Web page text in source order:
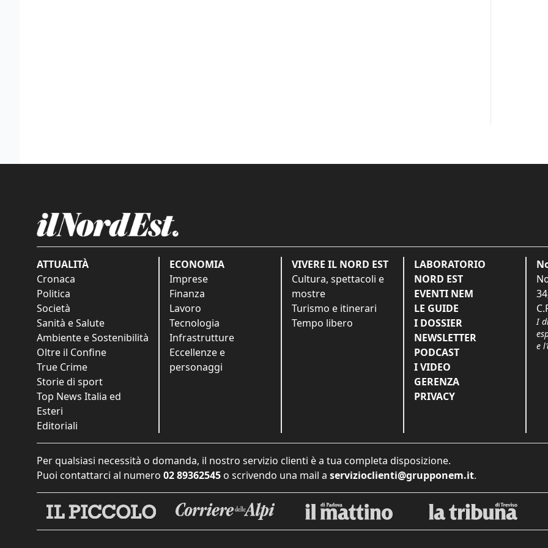
ATTUALITÀ
Cronaca
Politica
Società
Sanità e Salute
Ambiente e Sostenibilità
Oltre il Confine
True Crime
Storie di sport
Top News Italia ed
Esteri
Editoriali
ECONOMIA
Imprese
Finanza
Lavoro
Tecnologia
Infrastrutture
Eccellenze e
personaggi
VIVERE IL NORD EST
Cultura, spettacoli e
mostre
Turismo e itinerari
Tempo libero
LABORATORIO
NORD EST
EVENTI NEM
LE GUIDE
I DOSSIER
NEWSLETTER
PODCAST
I VIDEO
GERENZA
PRIVACY
I
e
Per qualsiasi necessità o domanda, il nostro servizio clienti è a tua completa disposizione.
Puoi contattarci al numero 02 89362545 o scrivendo una mail a servizioclienti@grupponem.it.